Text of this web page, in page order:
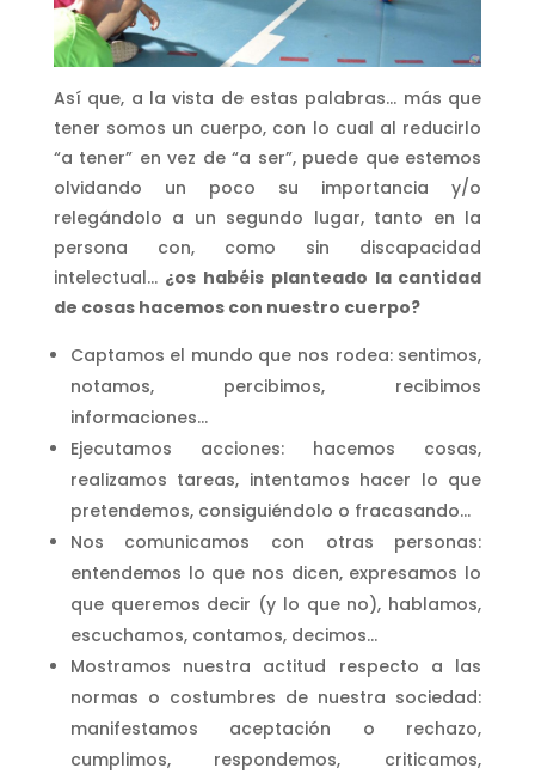
Así que, a la vista de estas palabras… más que
tener somos un cuerpo, con lo cual al reducirlo
“a tener” en vez de “a ser”, puede que estemos
olvidando un poco su importancia y/o
relegándolo a un segundo lugar, tanto en la
persona con, como sin discapacidad
intelectual… ¿os habéis planteado la cantidad
de cosas hacemos con nuestro cuerpo?
Captamos el mundo que nos rodea: sentimos,
notamos, percibimos, recibimos
informaciones…
Ejecutamos acciones: hacemos cosas,
realizamos tareas, intentamos hacer lo que
pretendemos, consiguiéndolo o fracasando…
Nos comunicamos con otras personas:
entendemos lo que nos dicen, expresamos lo
que queremos decir (y lo que no), hablamos,
escuchamos, contamos, decimos…
Mostramos nuestra actitud respecto a las
normas o costumbres de nuestra sociedad:
manifestamos aceptación o rechazo,
cumplimos, respondemos, criticamos,